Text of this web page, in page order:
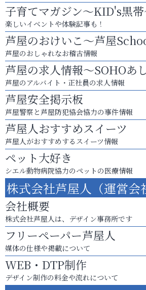
子育てマガジン～KID's黒
楽しいイベントや体験記事も！
芦屋のおけいこ～芦屋
芦屋のおしゃれなお稽古情報
芦屋の求人情報～SOHOあ
芦屋のアルバイト・正社員の求人情報
芦屋安全掲示板
芦屋警察と芦屋防犯協会協力の事件情報
芦屋人おすすめスイーツ
芦屋人がおすすめするスイーツ情報
ペット大好き
シエル動物病院協力のペットの医療情報
株式会社芦屋人（運営会
会社概要
株式会社芦屋人は、デザイン事務所です
フリーペーパー芦屋人
媒体の仕様や掲載について
WEB・DTP制作
デザイン制作の料金や流れについて